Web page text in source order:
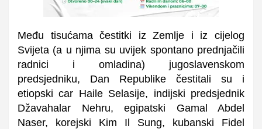
Među tisućama čestitki iz Zemlje i iz cijelog
Svijeta (a u njima su uvijek spontano prednjačili
radnici i omladina) jugoslavenskom
predsjedniku, Dan Republike čestitali su i
etiopski car Haile Selasije, indijski predsjednik
Džavahalar Nehru, egipatski Gamal Abdel
Naser, korejski Kim Il Sung, kubanski Fidel